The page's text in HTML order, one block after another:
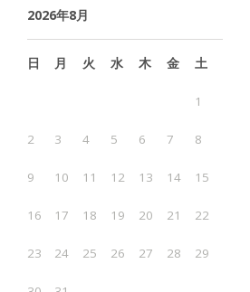
イ
ブ
2026年8月
日 月 火 水 木 金 土
1
2 3 4 5 6 7 8
9 10 11 12 13 14 15
16 17 18 19 20 21 22
23 24 25 26 27 28 29